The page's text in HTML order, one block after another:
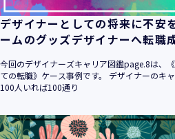
をはかっていきます。
個人情報保護方針に関するお問合
情・相談窓口
株式会社 ユウクリ 個人情報
〒151-0073 東京都渋谷区笹塚1-
ル 7F
info@y-create.co.jp
デザイナーとしての将来に不安
ームのグッズデザイナーへ転職
今回のデザイナーズキャリア図鑑page.8は、
ての転職》ケース事例です。 デザイナーのキ
100人いれば100通り